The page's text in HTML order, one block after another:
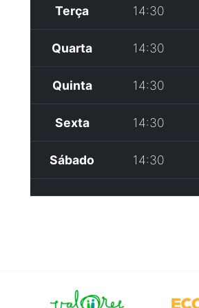
Terça 14:30
Quarta 14:30
Quinta 14:30
Sexta 14:30
Sábado 14:30